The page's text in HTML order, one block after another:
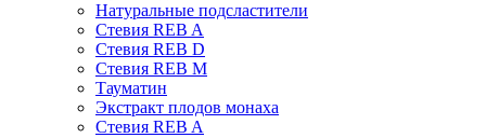
Натуральные подсластители
Стевия REB A
Стевия REB D
Стевия REB M
Тауматин
Экстракт плодов монаха
Стевия REB A